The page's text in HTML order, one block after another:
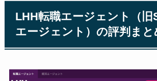
LHH転職エージェント（
エージェント）の評判まと